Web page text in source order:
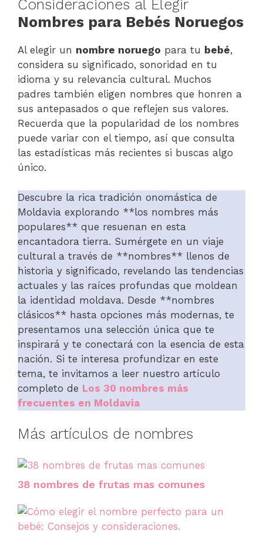
Consideraciones al Elegir
Nombres para Bebés Noruegos
Al elegir un nombre noruego para tu bebé,
considera su significado, sonoridad en tu
idioma y su relevancia cultural. Muchos
padres también eligen nombres que honren a
sus antepasados o que reflejen sus valores.
Recuerda que la popularidad de los nombres
puede variar con el tiempo, así que consulta
las estadísticas más recientes si buscas algo
único.
Descubre la rica tradición onomástica de
Moldavia explorando **los nombres más
populares** que resuenan en esta
encantadora tierra. Sumérgete en un viaje
cultural a través de **nombres** llenos de
historia y significado, revelando las tendencias
actuales y las raíces profundas que moldean
la identidad moldava. Desde **nombres
clásicos** hasta opciones más modernas, te
presentamos una selección única que te
inspirará y te conectará con la esencia de esta
nación. Si te interesa profundizar en este
tema, te invitamos a leer nuestro artículo
completo de Los 30 nombres más
frecuentes en Moldavia
Más artículos de nombres
38 nombres de frutas mas comunes